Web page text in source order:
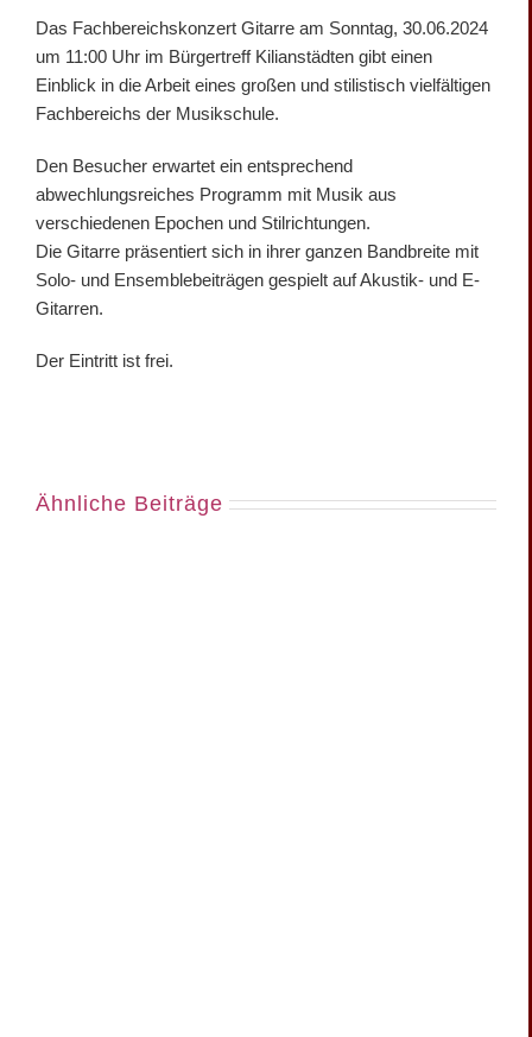
Das Fachbereichskonzert Gitarre am Sonntag, 30.06.2024
um 11:00 Uhr im Bürgertreff Kilianstädten gibt einen
Einblick in die Arbeit eines großen und stilistisch vielfältigen
Fachbereichs der Musikschule.
Den Besucher erwartet ein entsprechend
abwechlungsreiches Programm mit Musik aus
verschiedenen Epochen und Stilrichtungen.
Die Gitarre präsentiert sich in ihrer ganzen Bandbreite mit
Solo- und Ensemblebeiträgen gespielt auf Akustik- und E-
Gitarren.
Der Eintritt ist frei.
Ähnliche Beiträge